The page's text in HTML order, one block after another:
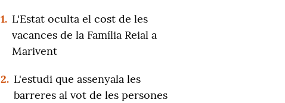
1. L'Estat oculta el cost de les
vacances de la Família Reial a
Marivent
2. L'estudi que assenyala les
barreres al vot de les persones